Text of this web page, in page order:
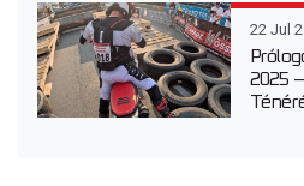
22 Jul
2025